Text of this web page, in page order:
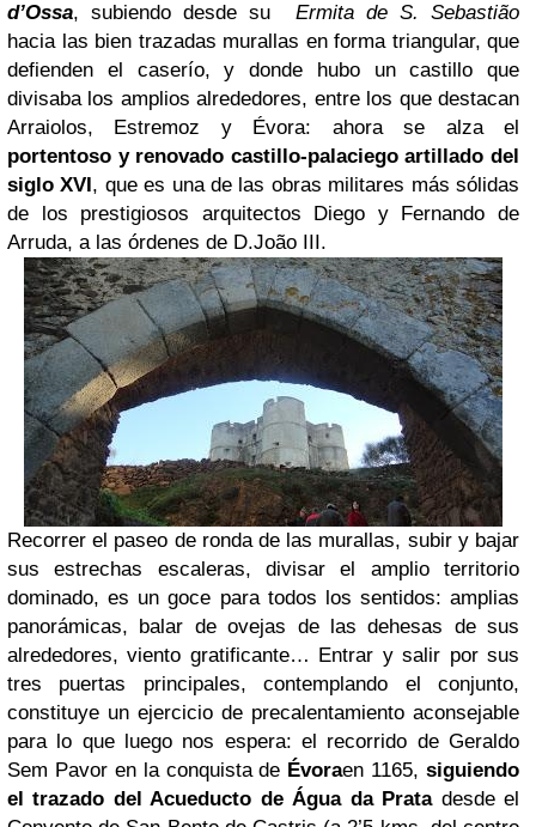
d’Ossa, subiendo desde su Ermita de S. Sebastião
hacia las bien trazadas murallas en forma triangular, que
defienden el caserío, y donde hubo un castillo que
divisaba los amplios alrededores, entre los que destacan
Arraiolos, Estremoz y Évora: ahora se alza el
portentoso y renovado castillo-palaciego artillado del
siglo XVI, que es una de las obras militares más sólidas
de los prestigiosos arquitectos Diego y Fernando de
Arruda, a las órdenes de D.João III.
Recorrer el paseo de ronda de las murallas, subir y bajar
sus estrechas escaleras, divisar el amplio territorio
dominado, es un goce para todos los sentidos: amplias
panorámicas, balar de ovejas de las dehesas de sus
alrededores, viento gratificante… Entrar y salir por sus
tres puertas principales, contemplando el conjunto,
constituye un ejercicio de precalentamiento aconsejable
para lo que luego nos espera: el recorrido de Geraldo
Sem Pavor en la conquista de Évoraen 1165, siguiendo
el trazado del Acueducto de Água da Pratadesde el